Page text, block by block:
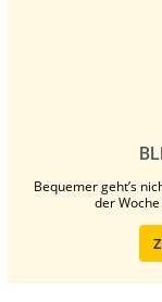
Bequemer geht’s
der